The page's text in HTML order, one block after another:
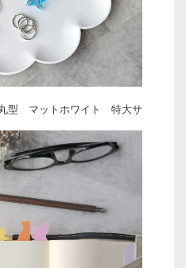
型 マットホワイト 特大サ